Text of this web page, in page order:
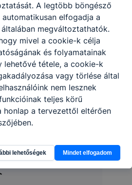
A legtöbb böngésző
elfogadja a
megváltoztathatók.
mivel a cookie-k célja
és folyamatainak
lehetővé tétele, a cookie-k
vagy törlése által
nem lesznek
teljes körű
honlap a tervezettől eltérően
lehetőségek Mindet elfogadom